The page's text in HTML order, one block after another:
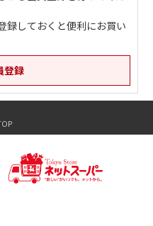
録しておくと便利にお買い